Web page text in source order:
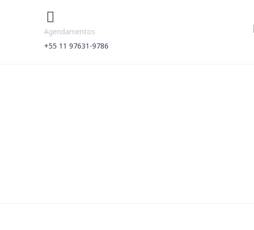


Agendamentos
+55 11 97631-9786